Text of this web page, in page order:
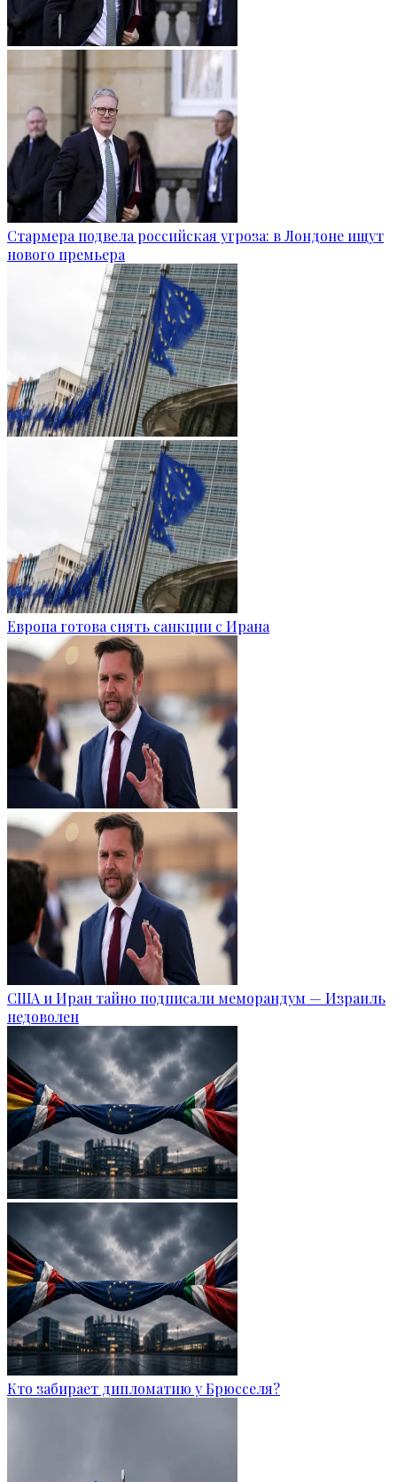
Стармера подвела российская угроза: в Лондоне ищут
нового премьера
Европа готова снять санкции с Ирана
США и Иран тайно подписали меморандум — Израиль
недоволен
Кто забирает дипломатию у Брюсселя?